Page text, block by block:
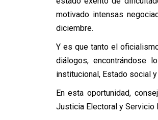
motivado intensas
diciembre.
Y es que tanto el
diálogos, encontrándose
institucional, Estado social
En esta oportunidad,
Justicia Electoral y Servicio